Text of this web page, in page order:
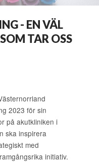
- EN VÄL
TAR OSS
2023 för sin
på akutkliniken i
ska inspirera
med
initiativ.